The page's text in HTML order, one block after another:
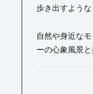
歩き出すような
自然や身近な
ーの心象風景